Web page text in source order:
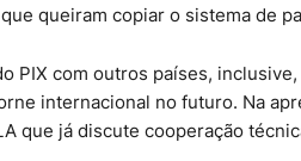
queiram copiar o sistema de
PIX com outros países,
internacional no futuro. Na
que já discute cooperação